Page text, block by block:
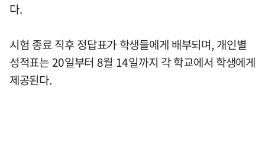
다.
시험 종료 직후 정답표가 학생들에게 배부되며, 개인별
성적표는 20일부터 8월 14일까지 각 학교에서 학생에게
제공된다.